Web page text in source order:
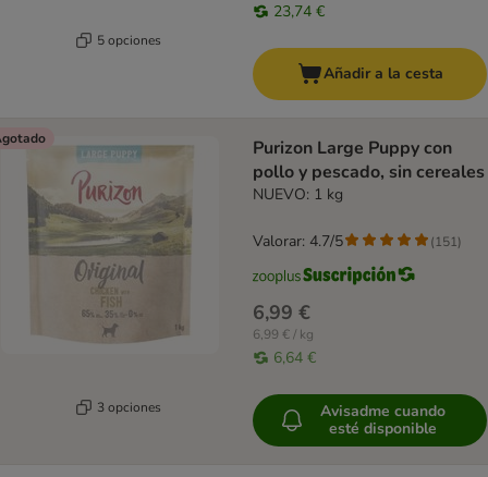
5 opciones
23,74 €
Añadir a la cesta
3 opciones
Purizon Large Puppy con
pollo y pescado, sin cereales
NUEVO: 1 kg
6,99 €
6,99 € / kg
6,64 €
Valorar: 4.7/5 (151)
Avisadme cuando
esté disponible